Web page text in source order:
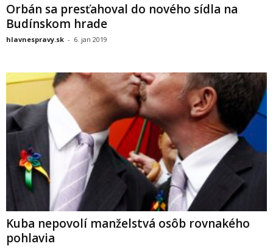
Orbán sa presťahoval do nového sídla na
Budínskom hrade
hlavnespravy.sk - 6. jan 2019
Kuba nepovolí manželstvá osôb rovnakého
pohlavia